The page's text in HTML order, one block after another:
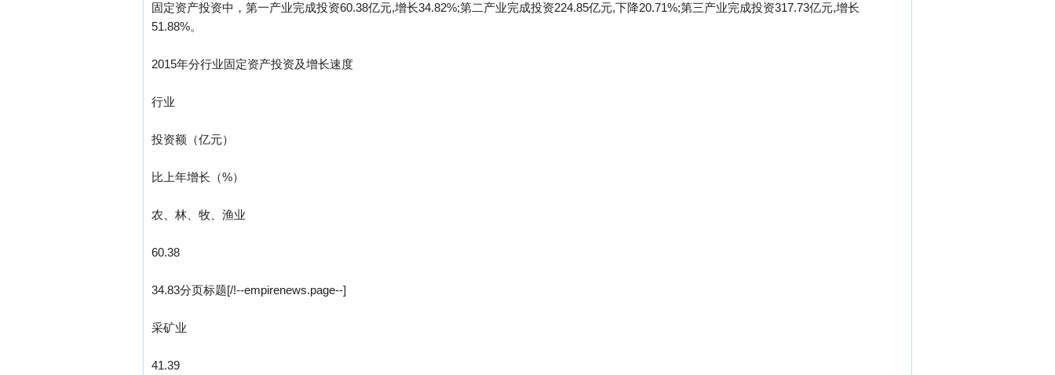
固定资产投资中，第一产业完成投资60.38亿元,增长34.82%;第二产业完成投资224.85亿元,下降20.71%;第三产业完成投资317.73亿元,增长
51.88%。
2015年分行业固定资产投资及增长速度
行业
投资额（亿元）
比上年增长（%）
农、林、牧、渔业
60.38
34.83分页标题[/!--empirenews.page--]
采矿业
41.39